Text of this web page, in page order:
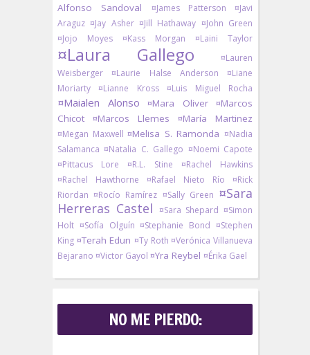
Alfonso Sandoval
¤James Patterson
¤Javi
Araguz ¤Jay Asher ¤Jill Hathaway ¤John Green
¤Jojo Moyes
¤Kass Morgan ¤Laini Taylor
¤Laura Gallego
¤Lauren
Weisberger
¤Laurie Halse Anderson
¤Liane
Moriarty
¤Lianne Kross ¤Luis Miguel Rocha
¤Maialen Alonso ¤Mara Oliver
¤Marcos
Chicot
¤Marcos Llemes ¤María Martinez
¤Megan Maxwell ¤Melisa S. Ramonda ¤Nadia
Salamanca ¤Natalia C. Gallego ¤Noemi Capote
¤Pittacus Lore
¤R.L. Stine
¤Rachel Hawkins
¤Rachel Hawthorne
¤Rafael Nieto Río
¤Rick
Riordan ¤Rocío Ramírez ¤Sally Green ¤Sara
Herreras Castel
¤Sara Shepard ¤Simon
Holt ¤Sofía Olguín ¤Stephanie Bond ¤Stephen
King ¤Terah Edun ¤Ty Roth ¤Verónica Villanueva
Bejarano ¤Victor Gayol ¤Yra Reybel ¤Érika Gael
NO ME PIERDO: